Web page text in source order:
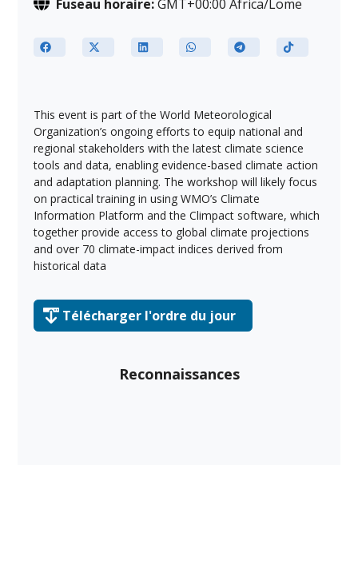
Fuseau horaire:GMT+00:00 Africa/Lome
This event is part of the World Meteorological
Organization’s ongoing efforts to equip national and
regional stakeholders with the latest climate science
tools and data, enabling evidence-based climate action
and adaptation planning. The workshop will likely focus
on practical training in using WMO’s Climate
Information Platform and the Climpact software, which
together provide access to global climate projections
and over 70 climate-impact indices derived from
historical data
Télécharger l'ordre du jour
Reconnaissances